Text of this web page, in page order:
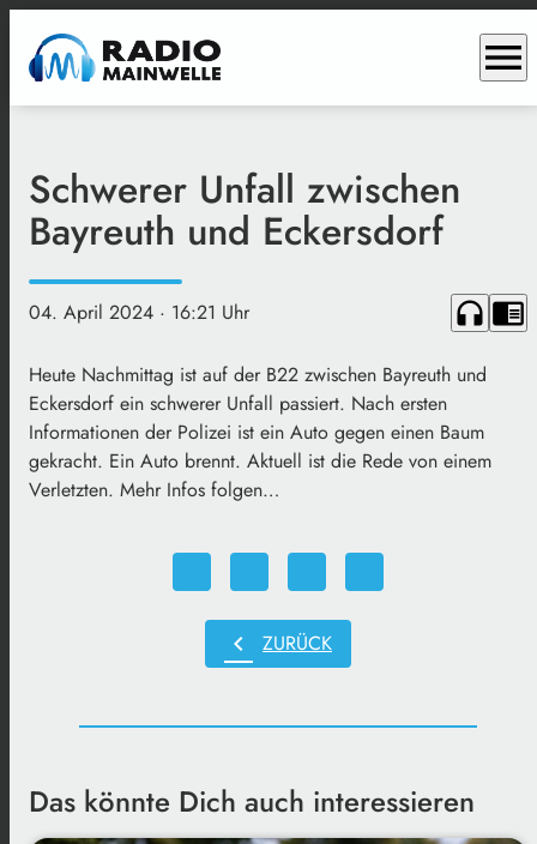
menu
Schwerer Unfall zwischen
Bayreuth und Eckersdorf
04. April 2024 · 16:21 Uhr headphones chrome_reader_mode
Heute Nachmittag ist auf der B22 zwischen Bayreuth und
Eckersdorf ein schwerer Unfall passiert. Nach ersten
Informationen der Polizei ist ein Auto gegen einen Baum
gekracht. Ein Auto brennt. Aktuell ist die Rede von einem
Verletzten. Mehr Infos folgen…
chevron_left ZURÜCK
Das könnte Dich auch interessieren